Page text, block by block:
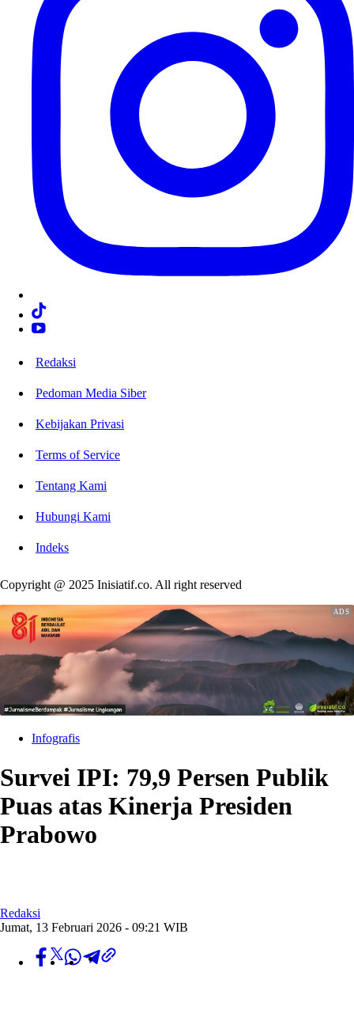
Redaksi
Pedoman Media Siber
Kebijakan Privasi
Terms of Service
Tentang Kami
Hubungi Kami
Indeks
Copyright @ 2025 Inisiatif.co. All right reserved
Infografis
Survei IPI: 79,9 Persen Publik
Puas atas Kinerja Presiden
Prabowo
Redaksi
Jumat, 13 Februari 2026 - 09:21 WIB